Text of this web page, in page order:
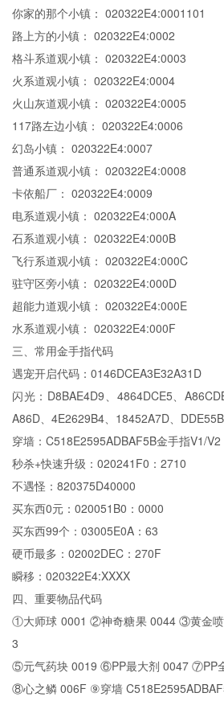
你家的那个小镇： 020322E4:0001101
路上方的小镇： 020322E4:0002
格斗系道观小镇： 020322E4:0003
火系道观小镇： 020322E4:0004
火山灰道观小镇： 020322E4:0005
117路左边小镇： 020322E4:0006
幻岛小镇： 020322E4:0007
普通系道观小镇： 020322E4:0008
卡依船厂： 020322E4:0009
电系道观小镇： 020322E4:000A
石系道观小镇： 020322E4:000B
飞行系道观小镇： 020322E4:000C
驻守区旁小镇： 020322E4:000D
超能力道观小镇： 020322E4:000E
水系道观小镇： 020322E4:000F
三、常用金手指代码
遇宠开启代码：0146DCEA3E32A31D
闪光：D8BAE4D9、4864DCE5、
A86D、4E2629B4、18452A7D、
穿墙：C518E2595ADBAF5B金手指V1/V2
秒杀+快速升级：020241F0：2710
不遇怪：820375D40000
买东西0元：020051B0：0000
买东西99个：03005E0A：63
硬币最多：02002DEC：270F
瞬移：020322E4:XXXX
四、重要物品代码
①大师球 0001 ②神奇糖果 0044 ③黄金
3
⑤元气药块 0019 ⑥PP最大剂 0047 ⑦PP
⑧心之鳞 006F ⑨穿墙